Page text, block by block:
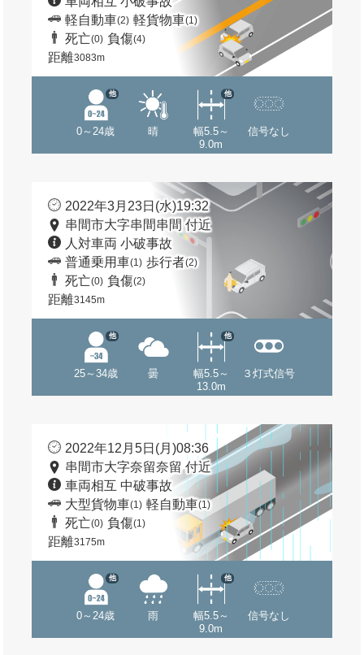
軽自動車(2) 軽貨物車(1)
死亡(0) 負傷(4)
距離3083m
0～24歳
他
晴
幅5.5～
9.0m
他
信号なし
2022年3月23日(水)19:32
串間市大字串間串間 付近
人対車両 小破事故
普通乗用車(1) 歩行者(2)
死亡(0) 負傷(2)
距離3145m
25～34歳
他
曇
幅5.5～
13.0m
他
３灯式信号
2022年12月5日(月)08:36
串間市大字奈留奈留 付近
車両相互 中破事故
大型貨物車(1) 軽自動車(1)
死亡(0) 負傷(1)
距離3175m
0～24歳
他
雨
幅5.5～
9.0m
他
信号なし